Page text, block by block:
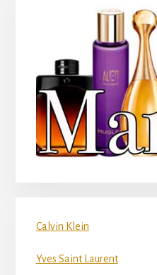
Calvin Klein
Yves Saint Laurent